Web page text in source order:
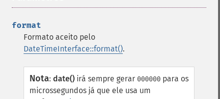
format
Formato aceito pelo
DateTimeInterface::format().
Nota: date() irá sempre gerar 000000 para os
microssegundos já que ele usa um